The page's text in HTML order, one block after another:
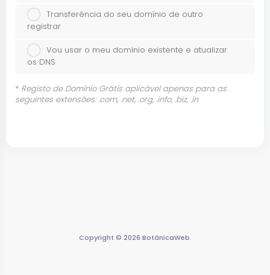
Transferência do seu domínio de outro
registrar
Vou usar o meu domínio existente e atualizar
os DNS
* Registo de Domínio Grátis aplicável apenas para as
seguintes extensões: .com, .net, .org, .info, .biz, .in
Copyright © 2026 BotânicaWeb.